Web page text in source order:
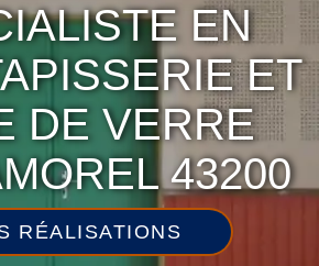
EN
ET
DE VERRE
43200
RÉALISATIONS